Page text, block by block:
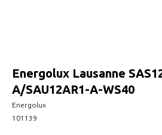
Energolux Lausanne
A/SAU12AR1-A-WS40
Energolux
101139